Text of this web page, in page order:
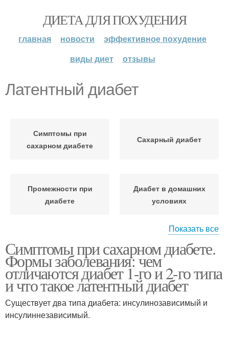
ДИЕТА ДЛЯ ПОХУДЕНИЯ
главная новости
эффективное похудение
виды диет
отзывы
Латентный диабет
Симптомы при
сахарном диабете
Сахарный диабет
Промежности при
диабете
Диабет в домашних
условиях
Диабет на коже Диабет при панкреатите
Показать все
Симптомы при сахарном диабете.
Формы заболевания: чем
отличаются диабет 1-го и 2-го типа
и что такое латентный диабет
Существует два типа диабета: инсулинозависимый и
инсулиннезависимый.